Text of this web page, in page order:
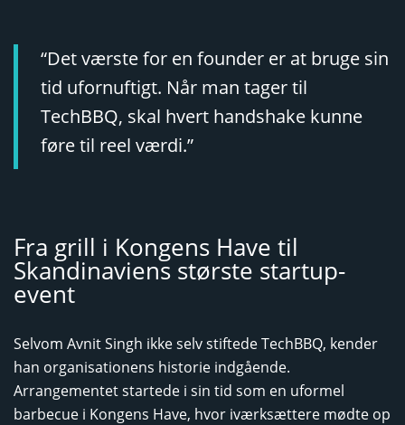
“Det værste for en founder er at bruge sin
tid ufornuftigt. Når man tager til
TechBBQ, skal hvert handshake kunne
føre til reel værdi.”
Fra grill i Kongens Have til
Skandinaviens største startup-
event
Selvom Avnit Singh ikke selv stiftede TechBBQ, kender
han organisationens historie indgående.
Arrangementet startede i sin tid som en uformel
barbecue i Kongens Have, hvor iværksættere mødte op